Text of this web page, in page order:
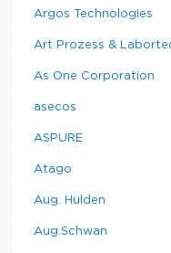
Argos Technologies
Art Prozess &
As One Corporation
asecos
ASPURE
Atago
Aug. Hulden
Aug.Schwan